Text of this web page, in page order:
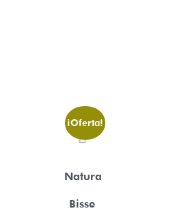
¡Oferta!
Natura
Bisse